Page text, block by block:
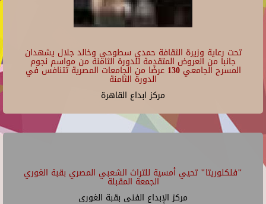
تحت رعاية وزيرة الثقافة حمدي سطوحي وخالد جلال يشهدان
جانبا من العروض المتقدمة للدورة الثامنة من مواسم نجوم
المسرح الجامعي 130 عرضًا من الجامعات المصرية تتنافس في
الدورة الثامنة
مركز ابداع القاهرة
"فلكلوريتا" تحيي أمسية للتراث الشعبي المصري بقبة الغوري
الجمعة المقبلة
مركز الإبداع الفنى بقبة الغورى